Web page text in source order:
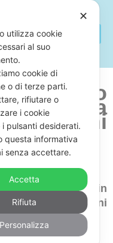
Fermo
Zona
avvocati esperti in
San Giovanni
✕
utilizza cookie
al suo
cookie di
o di terze parti.
rifiutare o
i cookie
i pulsanti desiderati.
questa informativa
senza accettare.
Accetta
Rifiuta
Personalizza